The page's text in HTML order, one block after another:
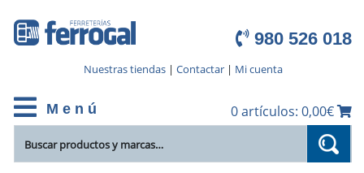
980 526 018
Nuestras tiendas| Contactar| Mi cuenta
M e n ú 0 artículos: 0,00€